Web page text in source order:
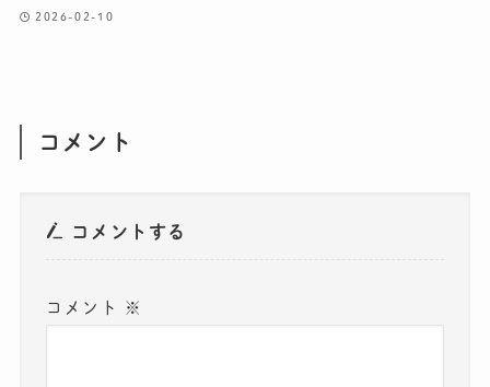
2026-02-10
コメント
コメントする
コメント ※